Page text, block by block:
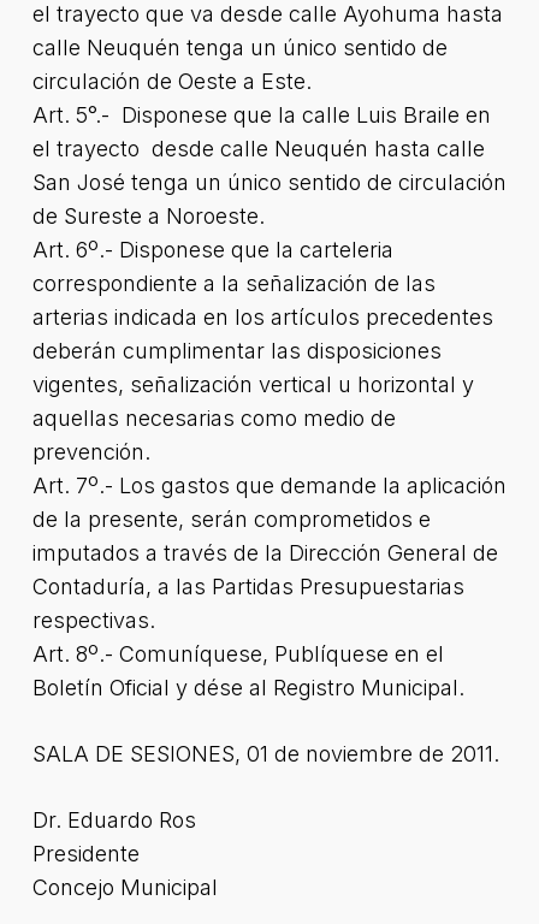
el trayecto que va desde calle Ayohuma hasta
calle Neuquén tenga un único sentido de
circulación de Oeste a Este.
Art. 5°.- Disponese que la calle Luis Braile en
el trayecto desde calle Neuquén hasta calle
San José tenga un único sentido de circulación
de Sureste a Noroeste.
Art. 6º.- Disponese que la carteleria
correspondiente a la señalización de las
arterias indicada en los artículos precedentes
deberán cumplimentar las disposiciones
vigentes, señalización vertical u horizontal y
aquellas necesarias como medio de
prevención.
Art. 7º.- Los gastos que demande la aplicación
de la presente, serán comprometidos e
imputados a través de la Dirección General de
Contaduría, a las Partidas Presupuestarias
respectivas.
Art. 8º.- Comuníquese, Publíquese en el
Boletín Oficial y dése al Registro Municipal.
SALA DE SESIONES, 01 de noviembre de 2011.
Dr. Eduardo Ros
Presidente
Concejo Municipal